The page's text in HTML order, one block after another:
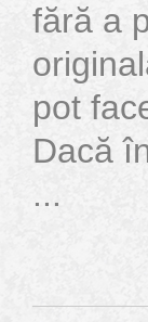
fără a
pot
Dacă
...